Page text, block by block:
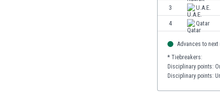
3 U.A.E.
4 Qatar
Advances to next
* Tiebreakers:
Disciplinary points:
Disciplinary points: